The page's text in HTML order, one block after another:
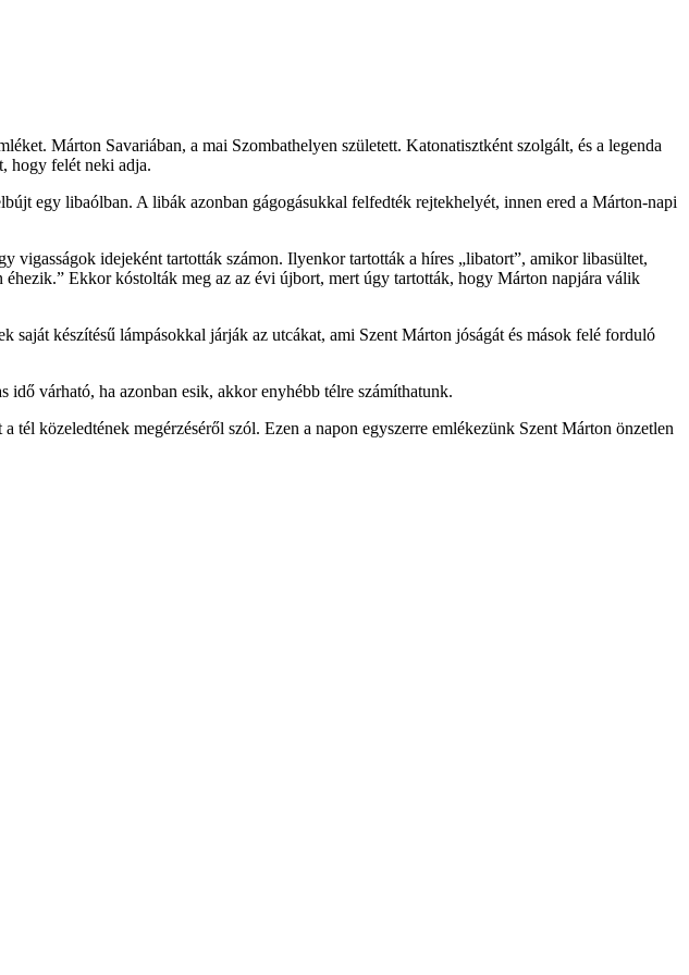
Márton Savariában, a mai Szombathelyen született. Katonatisztként szolgált, és a legenda
hogy felét neki adja.
egy libaólban. A libák azonban gágogásukkal felfedték rejtekhelyét, innen ered a Márton-napi
vigasságok idejeként tartották számon. Ilyenkor tartották a híres „libatort”, amikor libasültet,
Ekkor kóstolták meg az az évi újbort, mert úgy tartották, hogy Márton napjára válik
készítésű lámpásokkal járják az utcákat, ami Szent Márton jóságát és mások felé forduló
várható, ha azonban esik, akkor enyhébb télre számíthatunk.
közeledtének megérzéséről szól. Ezen a napon egyszerre emlékezünk Szent Márton önzetlen